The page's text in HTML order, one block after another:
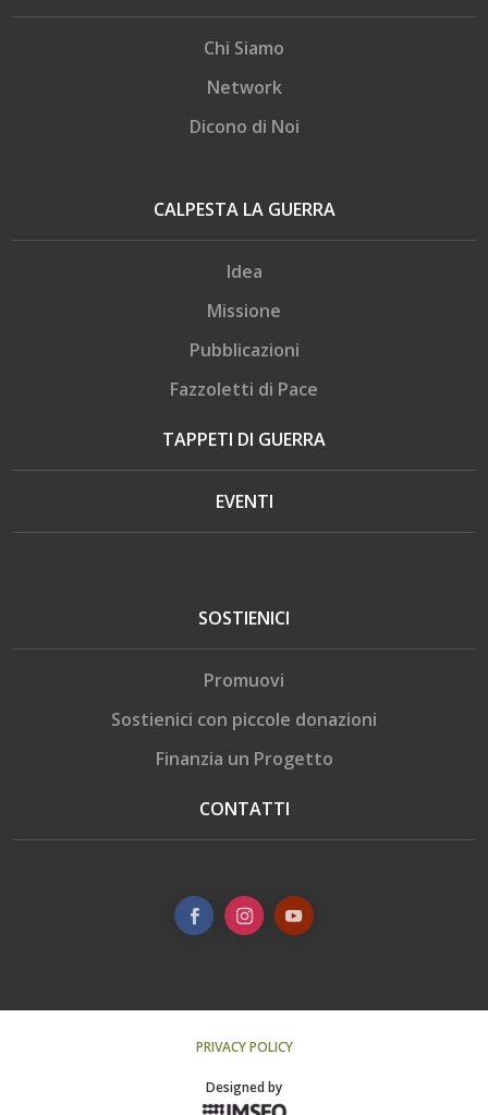
Chi Siamo
Network
Dicono di Noi
CALPESTA LA GUERRA
Idea
Missione
Pubblicazioni
Fazzoletti di Pace
TAPPETI DI GUERRA
EVENTI
SOSTIENICI
Promuovi
Sostienici con piccole donazioni
Finanzia un Progetto
CONTATTI
PRIVACY POLICY
Designed by